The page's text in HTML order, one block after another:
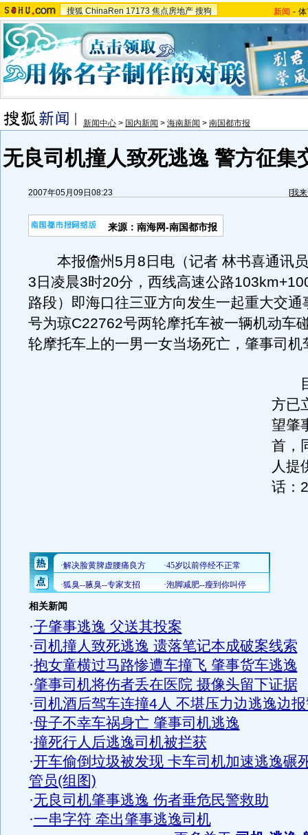
搜狐 ChinaRen 17173 焦点房地产 搜狗 新闻 -
新闻中心 > 国内新闻 > 海南新闻 > 南国都市报
无良司机撞人致死逃逸 警方征集
2007年05月09日08:23 [我
来源：南海网-南国都市报
本报儋州5月8日电（记者 林书喜通讯
3日凌晨3时20分，西线高速公路
路段）即海口往三亚方向发生一起重大交通
号为琼C22762号两轮摩托车被一辆机动车
轮摩托车上的一男一女当场死亡，肇事司机
目
方已
望肇
首，
人提
话：
相关新闻
·子肇事逃逸 父送其投案
·司机撞人致死逃逸 遗落笔记本成破案线索
·抱女童横过马路惨遭车撞飞 肇事货车逃逸
·肇事司机将伤者丢在医院 摄像头留下证据
·司机酒后驾车连撞4人 不堪压力边逃逸边
·母子不幸车祸身亡 肇事司机逃逸
·撞死行人后逃逸司机被拦获
·开车偷倒垃圾被发现 卡车司机加速逃逸碾
管员(组图)
·无良司机肇事逃逸 伤者垂危民警救助
·一串字符 牵出肇事逃逸司机